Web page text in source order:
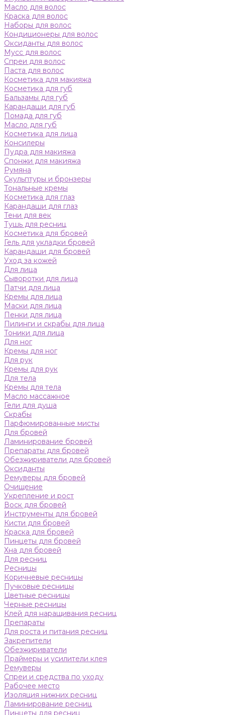
Масло для волос
Краска для волос
Наборы для волос
Кондиционеры для волос
Оксиданты для волос
Мусс для волос
Спреи для волос
Паста для волос
Косметика для макияжа
Косметика для губ
Бальзамы для губ
Карандаши для губ
Помада для губ
Масло для губ
Косметика для лица
Консилеры
Пудра для макияжа
Спонжи для макияжа
Румяна
Скульптуры и бронзеры
Тональные кремы
Косметика для глаз
Карандаши для глаз
Тени для век
Тушь для ресниц
Косметика для бровей
Гель для укладки бровей
Карандаши для бровей
Уход за кожей
Для лица
Сыворотки для лица
Патчи для лица
Кремы для лица
Маски для лица
Пенки для лица
Пилинги и скрабы для лица
Тоники для лица
Для ног
Кремы для ног
Для рук
Кремы для рук
Для тела
Кремы для тела
Масло массажное
Гели для душа
Скрабы
Парфюмированные мисты
Для бровей
Ламинирование бровей
Препараты для бровей
Обезжириватели для бровей
Оксиданты
Ремуверы для бровей
Очищение
Укрепление и рост
Воск для бровей
Инструменты для бровей
Кисти для бровей
Краска для бровей
Пинцеты для бровей
Хна для бровей
Для ресниц
Ресницы
Коричневые ресницы
Пучковые ресницы
Цветные ресницы
Черные ресницы
Клей для наращивания ресниц
Препараты
Для роста и питания ресниц
Закрепители
Обезжириватели
Праймеры и усилители клея
Ремуверы
Спреи и средства по уходу
Рабочее место
Изоляция нижних ресниц
Ламинирование ресниц
Пинцеты для ресниц